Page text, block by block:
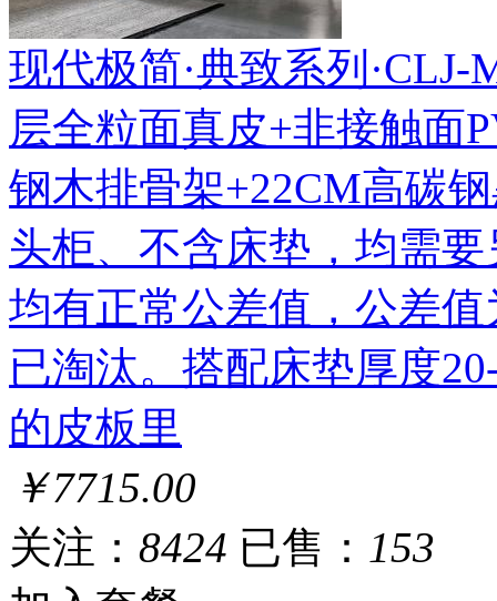
现代极简·典致系列·CLJ-
层全粒面真皮+非接触面
钢木排骨架+22CM高碳
头柜、不含床垫，均需
均有正常公差值，公差
已淘汰。搭配床垫厚度
的皮板里
￥7715.00
关注： 8424 已售： 153